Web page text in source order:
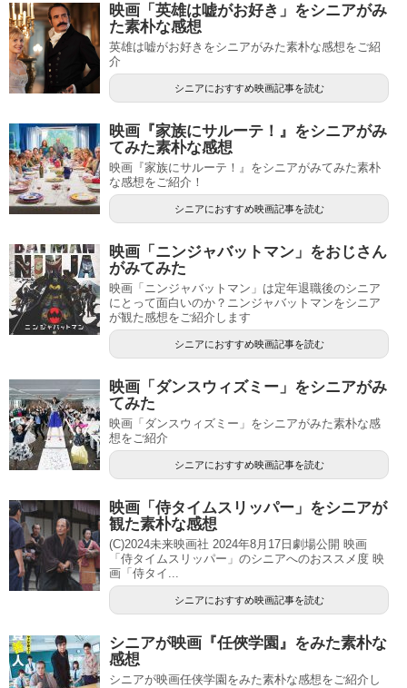
映画「英雄は嘘がお好き」をシニアがみ
た素朴な感想
英雄は嘘がお好きをシニアがみた素朴な感想をご紹
介
シニアにおすすめ映画記事を読む
映画『家族にサルーテ！』をシニアがみ
てみた素朴な感想
映画『家族にサルーテ！』をシニアがみてみた素朴
な感想をご紹介！
シニアにおすすめ映画記事を読む
映画「ニンジャバットマン」をおじさん
がみてみた
映画「ニンジャバットマン」は定年退職後のシニア
にとって面白いのか？ニンジャバットマンをシニア
が観た感想をご紹介します
シニアにおすすめ映画記事を読む
映画「ダンスウィズミー」をシニアがみ
てみた
映画「ダンスウィズミー」をシニアがみた素朴な感
想をご紹介
シニアにおすすめ映画記事を読む
映画「侍タイムスリッパー」をシニアが
観た素朴な感想
(C)2024未来映画社 2024年8月17日劇場公開 映画
「侍タイムスリッパー」のシニアへのおススメ度 映
画「侍タイ...
シニアにおすすめ映画記事を読む
シニアが映画『任俠学園』をみた素朴な
感想
シニアが映画任侠学園をみた素朴な感想をご紹介し